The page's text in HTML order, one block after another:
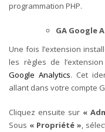
programmation PHP.
GA Google
Une fois l’extension
les règles de
Google Analytics. Cet
allant dans votre compte
Cliquez ensuite sur «
Sous « Propriété »,